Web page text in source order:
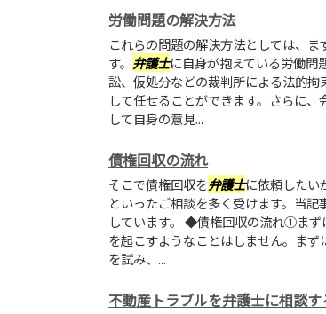
労働問題の解決方法
これらの問題の解決方法としては、ま
す。 弁護士に自身が抱えている労働問
訟、仮処分などの裁判所による法的
して任せることができます。さらに
して自身の意見...
債権回収の流れ
そこで債権回収を弁護士に依頼したい
といったご相談を多く受けます。当
しています。 ◆債権回収の流れ①まず
を起こすようなことはしません。ま
を試み、...
不動産トラブルを弁護士に相談